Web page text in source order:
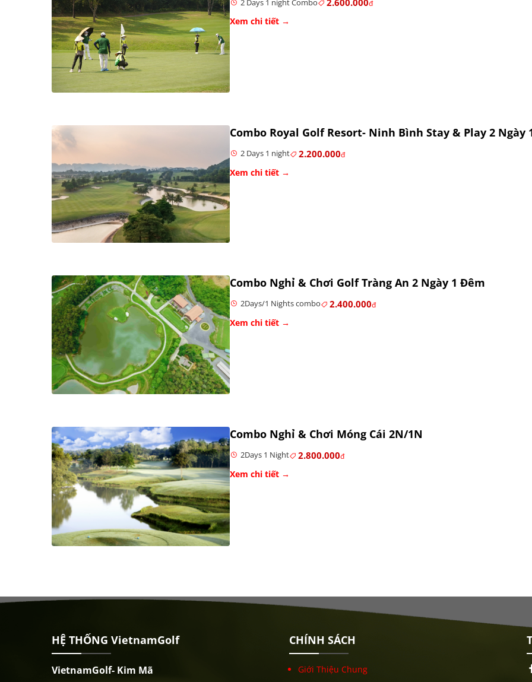
2.600.000đ
Xem chi tiết →
Combo Royal Golf Resort- Ninh Bình Stay & Play 2 Ngày
2 Days 1 night 2.200.000đ
Xem chi tiết →
Combo Nghỉ & Chơi Golf Tràng An 2 Ngày 1 Đêm
2Days/1 Nights combo 2.400.000đ
Xem chi tiết →
Combo Nghỉ & Chơi Móng Cái 2N/1N
2Days 1 Night 2.800.000đ
Xem chi tiết →
HỆ THỐNG VietnamGolf
VietnamGolf- Kim Mã
CHÍNH SÁCH
Giới Thiệu Chung